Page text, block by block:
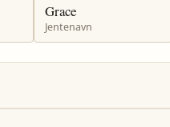
Grace
Jentenavn